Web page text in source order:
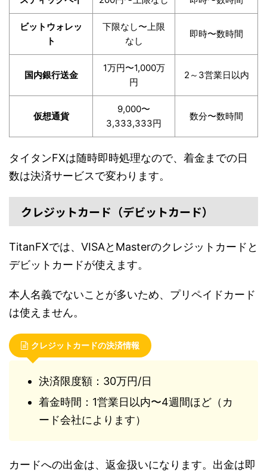
ビットウォレッ
ト
下限なし〜上限
なし
即時〜数時間
国内銀行送金
1万円〜1,000万
円
2～3営業日以内
仮想通貨
9,000〜
3,333,333円
数分〜数時間
タイタンFXは随時即時処理なので、着金までの日
数は決済サービスで変わります。
クレジットカード（デビットカード）
TitanFXでは、VISAとMasterのクレジットカードと
デビットカードが使えます。
本人名義でないことが多いため、プリペイドカード
は使えません。
クレジットカードの決済情報
決済限度額：30万円/日
着金時間：1営業日以内〜4週間ほど（カ
ード会社によります）
カードへの出金は、返金扱いになります。出金は即